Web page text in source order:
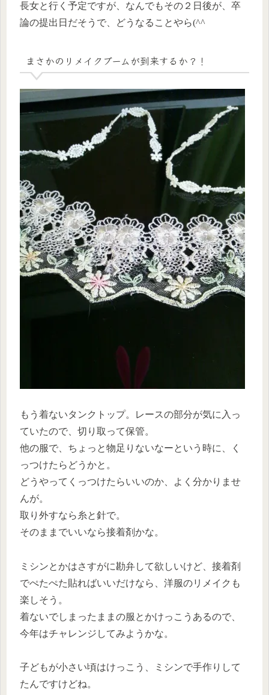
長女と行く予定ですが、なんでもその２日後が、卒
論の提出日だそうで、どうなることやら(^^ゞ
まさかのリメイクブームが到来するか？！
もう着ないタンクトップ。レースの部分が気に入っ
ていたので、切り取って保管。
他の服で、ちょっと物足りないなーという時に、く
っつけたらどうかと。
どうやってくっつけたらいいのか、よく分かりませ
んが。
取り外すなら糸と針で。
そのままでいいなら接着剤かな。
ミシンとかはさすがに勘弁して欲しいけど、接着剤
でぺたぺた貼ればいいだけなら、洋服のリメイクも
楽しそう。
着ないでしまったままの服とかけっこうあるので、
今年はチャレンジしてみようかな。
子どもが小さい頃はけっこう、ミシンで手作りして
たんですけどね。